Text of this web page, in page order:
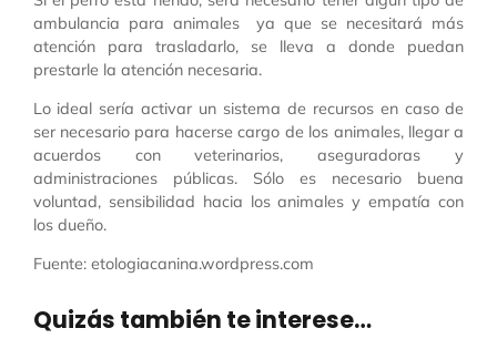
ambulancia para animales ya que se necesitará más
atención para trasladarlo, se lleva a donde puedan
prestarle la atención necesaria.
Lo ideal sería activar un sistema de recursos en caso de
ser necesario para hacerse cargo de los animales, llegar a
acuerdos con veterinarios, aseguradoras y
administraciones públicas. Sólo es necesario buena
voluntad, sensibilidad hacia los animales y empatía con
los dueño.
Fuente: etologiacanina.wordpress.com
Quizás también te interese…